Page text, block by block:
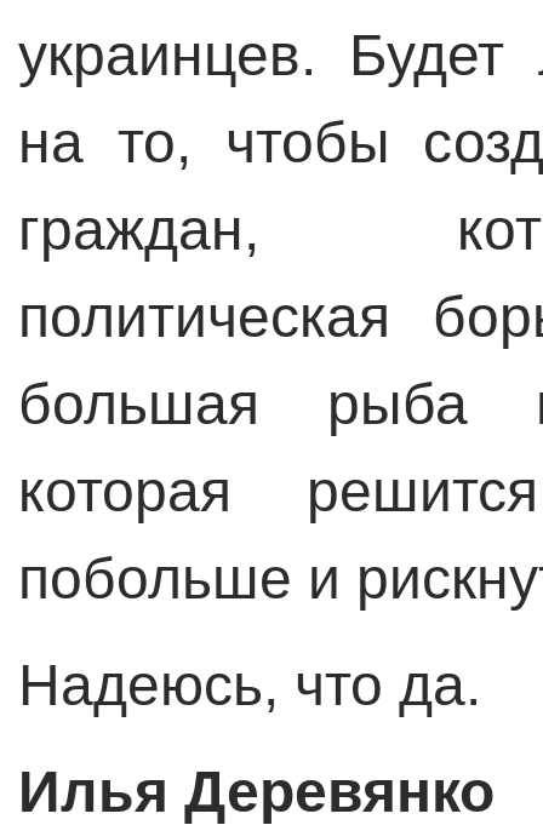
украинцев. Будет
на то, чтобы
граждан,
политическая
большая рыба
которая
побольше и
Надеюсь, что да.
Илья Деревянко